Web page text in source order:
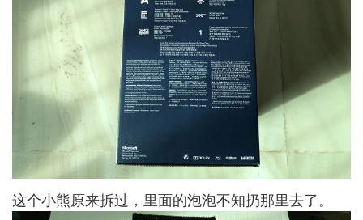
这个小熊原来拆过，里面的泡泡不知扔那里去了。